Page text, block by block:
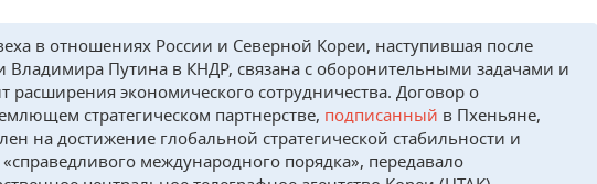
в отношениях России и Северной Кореи, наступившая после
Владимира Путина в КНДР, связана с оборонительными задачами и
расширения экономического сотрудничества. Договор о
стратегическом партнерстве, подписанный в Пхеньяне,
на достижение глобальной стратегической стабильности и
международного порядка», передавало